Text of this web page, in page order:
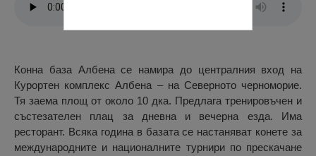
Конна база Албена се намира до централния вход на
Курортен комплекс Албена – на Северното черноморие.
Тя заема площ от около 10 дка. Предлага тренировъчен и
състезателен плац за дневна и вечерна езда. Има
ресторант. Всяка година в базата се настаняват конете за
международните и националните турнири по прескачане